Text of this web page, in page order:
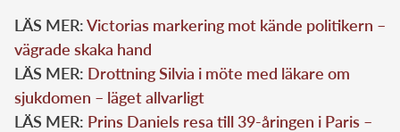
LÄS MER:Victorias markering mot kände politikern –
vägrade skaka hand
LÄS MER: Drottning Silvia i möte med läkare om
sjukdomen – läget allvarligt
LÄS MER: Prins Daniels resa till 39-åringen i Paris –